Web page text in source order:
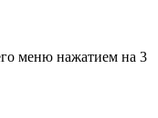
меню нажатием на 3